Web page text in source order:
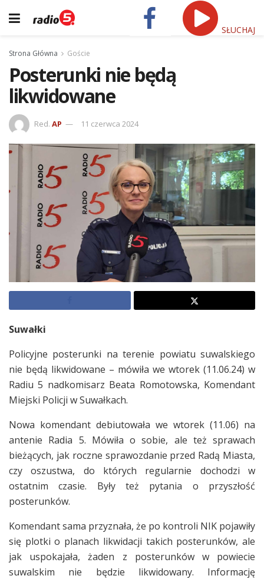
SŁUCHAJ
Strona Główna Goście
Posterunki nie będą
likwidowane
Red. AP 11 czerwca 2024
Suwałki
Policyjne posterunki na terenie powiatu suwalskiego
nie będą likwidowane – mówiła we wtorek (11.06.24) w
Radiu 5 nadkomisarz Beata Romotowska, Komendant
Miejski Policji w Suwałkach.
Nowa komendant debiutowała we wtorek (11.06) na
antenie Radia 5. Mówiła o sobie, ale też sprawach
bieżących, jak roczne sprawozdanie przed Radą Miasta,
czy oszustwa, do których regularnie dochodzi w
ostatnim czasie. Były też pytania o przyszłość
posterunków.
Komendant sama przyznała, że po kontroli NIK pojawiły
się plotki o planach likwidacji takich posterunków, ale
jak uspokajała, żaden z posterunków w powiecie
suwalskim nie będzie likwidowany. Informację